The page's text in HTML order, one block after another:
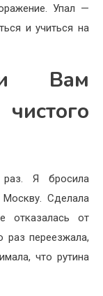
Упал —
и учиться на
Вам
Я бросила
Сделала
отказалась от
раз переезжала,
что рутина